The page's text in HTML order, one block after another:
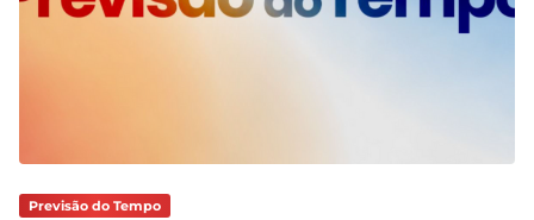
Previsão do Tempo